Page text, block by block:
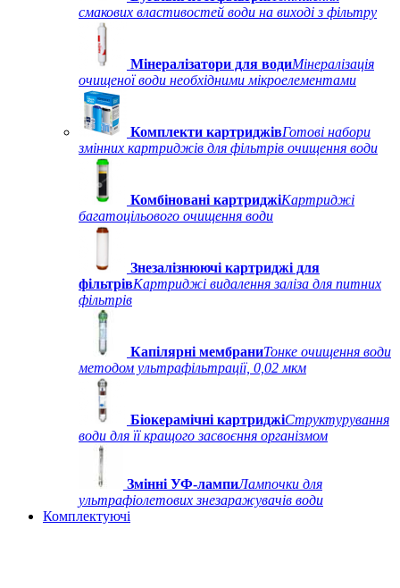
смакових властивостей води на виході з фільтру
Мінералізатори для водиМінералізація
очищеної води необхідними мікроелементами
Комплекти картриджівГотові набори
змінних картриджів для фільтрів очищення води
Комбіновані картриджіКартриджі
багатоцільового очищення води
Знезалізнюючі картриджі для
фільтрівКартриджі видалення заліза для питних
фільтрів
Капілярні мембраниТонке очищення води
методом ультрафільтрації, 0,02 мкм
Біокерамічні картриджіСтруктурування
води для її кращого засвоєння організмом
Змінні УФ-лампиЛампочки для
ультрафіолетових знезаражувачів води
Комплектуючі